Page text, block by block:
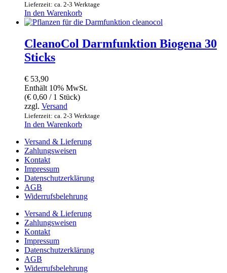
Lieferzeit: ca. 2-3 Werktage
In den Warenkorb
CleanoCol Darmfunktion Biogena 30
Sticks
€ 53,90
Enthält 10% MwSt.
(€ 0,60 / 1 Stück)
zzgl. Versand
Lieferzeit: ca. 2-3 Werktage
In den Warenkorb
Versand & Lieferung
Zahlungsweisen
Kontakt
Impressum
Datenschutzerklärung
AGB
Widerrufsbelehrung
Versand & Lieferung
Zahlungsweisen
Kontakt
Impressum
Datenschutzerklärung
AGB
Widerrufsbelehrung